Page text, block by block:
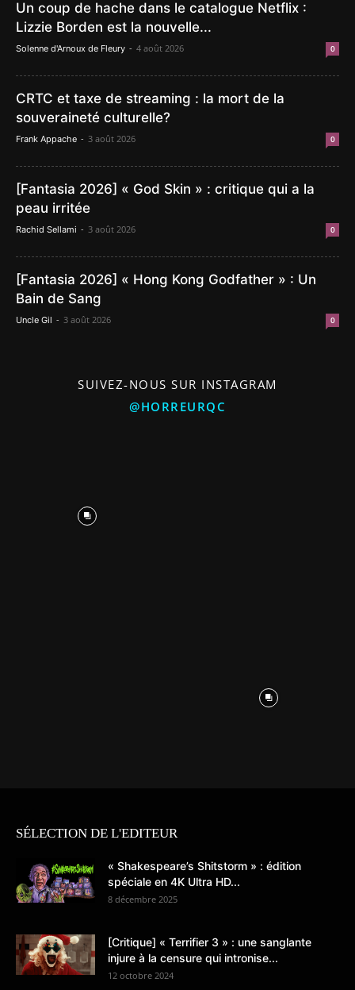
Un coup de hache dans le catalogue Netflix :
Lizzie Borden est la nouvelle...
Solenne d'Arnoux de Fleury - 4 août 2026 0
CRTC et taxe de streaming : la mort de la
souveraineté culturelle?
Frank Appache - 3 août 2026 0
[Fantasia 2026] « God Skin » : critique qui a la
peau irritée
Rachid Sellami - 3 août 2026 0
[Fantasia 2026] « Hong Kong Godfather » : Un
Bain de Sang
Uncle Gil - 3 août 2026 0
SUIVEZ-NOUS SUR INSTAGRAM
@HORREURQC
SÉLECTION DE L'EDITEUR
« Shakespeare’s Shitstorm » : édition
spéciale en 4K Ultra HD...
8 décembre 2025
[Critique] « Terrifier 3 » : une sanglante
injure à la censure qui intronise...
12 octobre 2024